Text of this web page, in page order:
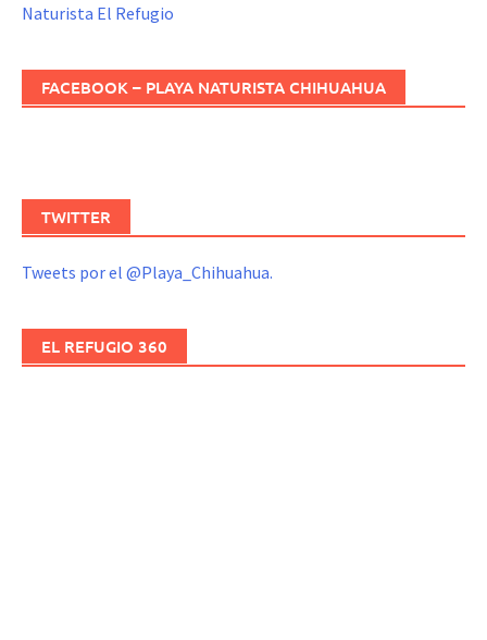
Naturista El Refugio
FACEBOOK – PLAYA NATURISTA CHIHUAHUA
TWITTER
Tweets por el @Playa_Chihuahua.
EL REFUGIO 360